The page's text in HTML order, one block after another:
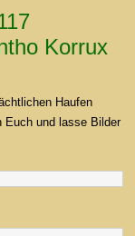
Korrux
Haufen
Euch und lasse Bilder